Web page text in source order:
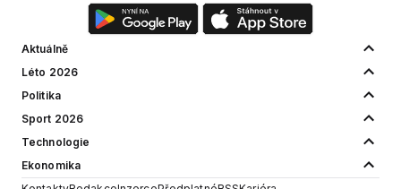
Aktuálně
Léto 2026
Politika
Sport 2026
Technologie
Ekonomika